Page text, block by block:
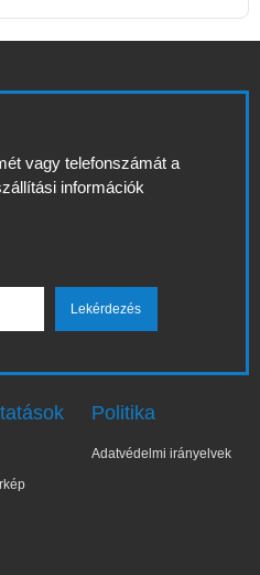
vagy telefonszámát a
információk
Politika
Adatvédelmi irányelvek